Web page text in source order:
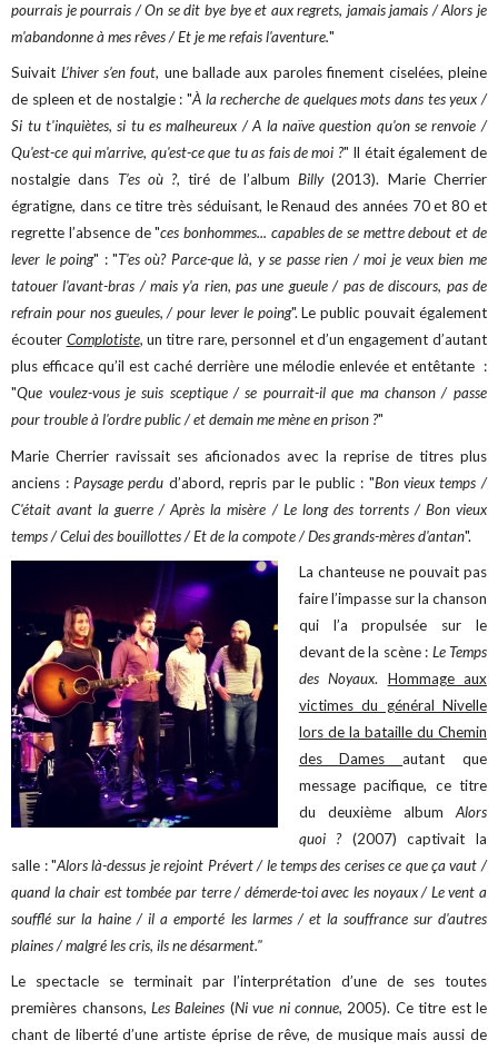
pourrais je pourrais / On se dit bye bye et aux regrets, jamais jamais / Alors je
m'abandonne à mes rêves / Et je me refais l'aventure."
Suivait L’hiver s’en fout, une ballade aux paroles finement ciselées, pleine
de spleen et de nostalgie : "À la recherche de quelques mots dans tes yeux /
Si tu t'inquiètes, si tu es malheureux / A la naïve question qu'on se renvoie /
Qu'est-ce qui m'arrive, qu'est-ce que tu as fais de moi ?" Il était également de
nostalgie dans T’es où ?, tiré de l’albumBilly(2013). Marie Cherrier
égratigne, dans ce titre très séduisant, le Renaud des années 70 et 80 et
regrette l’absence de "ces bonhommes... capables de se mettre debout et de
lever le poing" : "T'es où? Parce-que là, y se passe rien / moi je veux bien me
tatouer l'avant-bras / mais y'a rien, pas une gueule / pas de discours, pas de
refrain pour nos gueules, / pour lever le poing". Le public pouvait également
écouter Complotiste, un titre rare, personnel et d’un engagement d’autant
plus efficace qu’il est caché derrière une mélodie enlevée et entêtante :
"Que voulez-vous je suis sceptique / se pourrait-il que ma chanson / passe
pour trouble à l'ordre public / et demain me mène en prison ?"
Marie Cherrier ravissait ses aficionados avec la reprise de titres plus
anciens : Paysage perdu d’abord, repris par le public : "Bon vieux temps /
C'était avant la guerre / Après la misère / Le long des torrents / Bon vieux
temps / Celui des bouillottes / Et de la compote / Des grands-mères d'antan".
La chanteuse ne pouvait pas
faire l’impasse sur la chanson
qui l’a propulsée sur le
devant de la scène : Le Temps
des Noyaux. Hommage aux
victimes du général Nivelle
lors de la bataille du Chemin
des Damesautant que
message pacifique, ce titre
du deuxième album Alors
quoi ?(2007) captivait la
salle : "Alors là-dessus je rejoint Prévert / le temps des cerises ce que ça vaut /
quand la chair est tombée par terre / démerde-toi avec les noyaux / Le vent a
soufflé sur la haine / il a emporté les larmes / et la souffrance sur d'autres
plaines / malgré les cris, ils ne désarment."
Le spectacle se terminait par l’interprétation d’une de ses toutes
premières chansons, Les Baleines (Ni vue ni connue, 2005). Ce titre est le
chant de liberté d’une artiste éprise de rêve, de musique mais aussi de